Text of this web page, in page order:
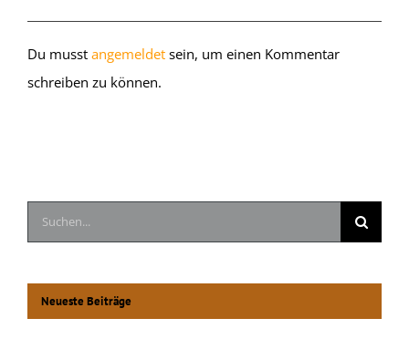
Du musst angemeldet sein, um einen Kommentar
schreiben zu können.
Suche
nach:
Neueste Beiträge